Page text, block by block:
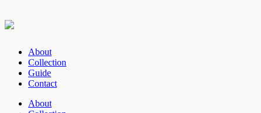
About
Collection
Guide
Contact
About